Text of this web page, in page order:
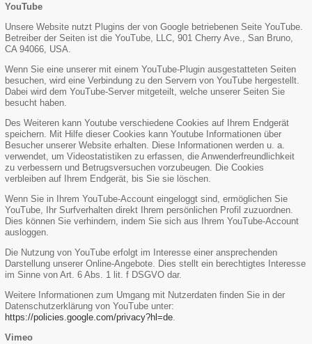
YouTube
Unsere Website nutzt Plugins der von Google betriebenen Seite YouTube.
Betreiber der Seiten ist die YouTube, LLC, 901 Cherry Ave., San Bruno,
CA 94066, USA.
Wenn Sie eine unserer mit einem YouTube-Plugin ausgestatteten Seiten
besuchen, wird eine Verbindung zu den Servern von YouTube hergestellt.
Dabei wird dem YouTube-Server mitgeteilt, welche unserer Seiten Sie
besucht haben.
Des Weiteren kann Youtube verschiedene Cookies auf Ihrem Endgerät
speichern. Mit Hilfe dieser Cookies kann Youtube Informationen über
Besucher unserer Website erhalten. Diese Informationen werden u. a.
verwendet, um Videostatistiken zu erfassen, die Anwenderfreundlichkeit
zu verbessern und Betrugsversuchen vorzubeugen. Die Cookies
verbleiben auf Ihrem Endgerät, bis Sie sie löschen.
Wenn Sie in Ihrem YouTube-Account eingeloggt sind, ermöglichen Sie
YouTube, Ihr Surfverhalten direkt Ihrem persönlichen Profil zuzuordnen.
Dies können Sie verhindern, indem Sie sich aus Ihrem YouTube-Account
ausloggen.
Die Nutzung von YouTube erfolgt im Interesse einer ansprechenden
Darstellung unserer Online-Angebote. Dies stellt ein berechtigtes Interesse
im Sinne von Art. 6 Abs. 1 lit. f DSGVO dar.
Weitere Informationen zum Umgang mit Nutzerdaten finden Sie in der
Datenschutzerklärung von YouTube unter:
https://policies.google.com/privacy?hl=de
Vimeo